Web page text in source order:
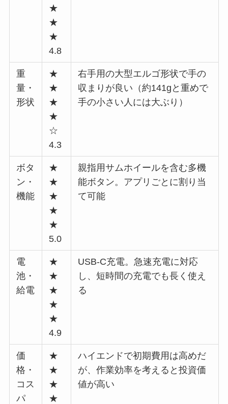
★
★
★
4.8
重
量・
形状
★
★
★
★
☆
4.3
右手用の大型エルゴ形状で手の
収まりが良い（約141gと重めで
手の小さい人には大ぶり）
ボタ
ン・
機能
★
★
★
★
★
5.0
親指用サムホイールを含む多機
能ボタン。アプリごとに割り当
て可能
電
池・
給電
★
★
★
★
★
4.9
USB-C充電。急速充電に対応
し、短時間の充電でも長く使え
る
価
格・
コス
パ
★
★
★
★
ハイエンドで初期費用は高めだ
が、作業効率を考えると投資価
値が高い